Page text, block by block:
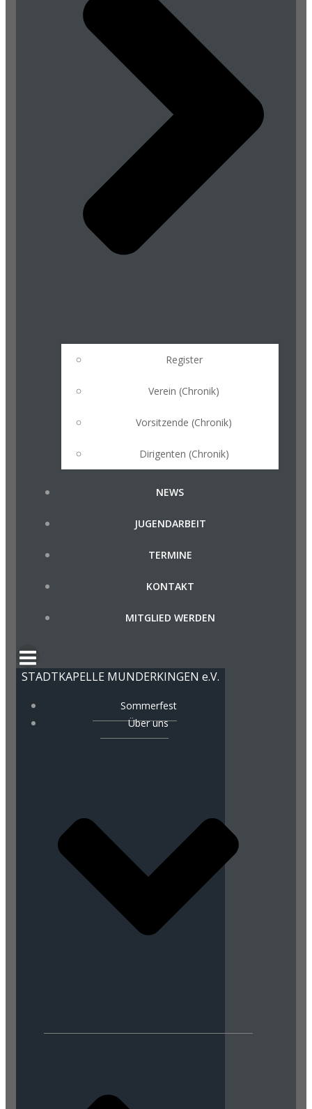
Register
Verein (Chronik)
Vorsitzende (Chronik)
Dirigenten (Chronik)
NEWS
JUGENDARBEIT
TERMINE
KONTAKT
MITGLIED WERDEN
STADTKAPELLE MUNDERKINGEN e.V.
Sommerfest
Über uns